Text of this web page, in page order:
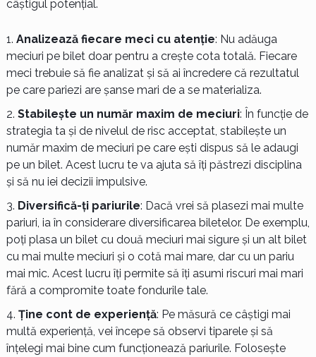
câștigul potențial.
Analizează fiecare meci cu atenție: Nu adăuga
meciuri pe bilet doar pentru a crește cota totală. Fiecare
meci trebuie să fie analizat și să ai încredere că rezultatul
pe care pariezi are șanse mari de a se materializa.
Stabilește un număr maxim de meciuri: În funcție de
strategia ta și de nivelul de risc acceptat, stabilește un
număr maxim de meciuri pe care ești dispus să le adaugi
pe un bilet. Acest lucru te va ajuta să îți păstrezi disciplina
și să nu iei decizii impulsive.
Diversifică-ți pariurile: Dacă vrei să plasezi mai multe
pariuri, ia în considerare diversificarea biletelor. De exemplu,
poți plasa un bilet cu două meciuri mai sigure și un alt bilet
cu mai multe meciuri și o cotă mai mare, dar cu un pariu
mai mic. Acest lucru îți permite să îți asumi riscuri mai mari
fără a compromite toate fondurile tale.
Ține cont de experiență: Pe măsură ce câștigi mai
multă experiență, vei începe să observi tiparele și să
înțelegi mai bine cum funcționează pariurile. Folosește